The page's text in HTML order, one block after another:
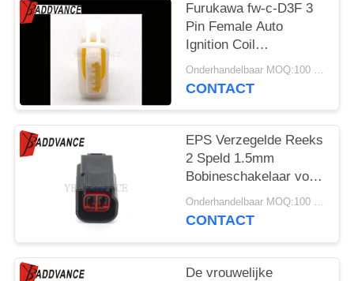
Furukawa fw-c-D3F 3
Pin Female Auto
Ignition Coil
Schakelaar voor
Subaru Impreza
Onderhandelbaar MOQ:100 EENHEDEN
CONTACT
EPS Verzegelde Reeks
2 Speld 1.5mm
Bobineschakelaar voor
Ford
Onderhandelbaar MOQ:100 EENHEDEN
CONTACT
De vrouwelijke